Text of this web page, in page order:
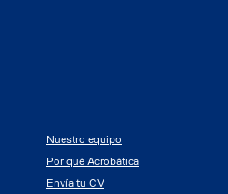
Nuestro equipo
Por qué Acrobática
Envía tu CV